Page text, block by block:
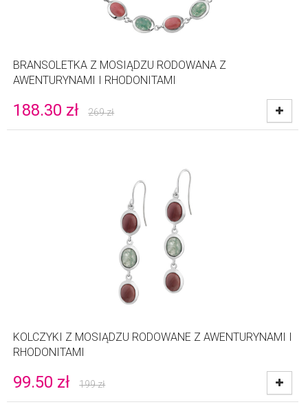
BRANSOLETKA Z MOSIĄDZU RODOWANA Z
AWENTURYNAMI I RHODONITAMI
188.30 zł 269zł
KOLCZYKI Z MOSIĄDZU RODOWANE Z AWENTURYNAMI I
RHODONITAMI
99.50 zł 199zł